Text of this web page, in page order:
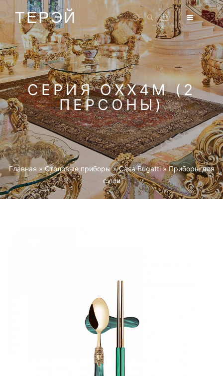
ТЕРЭЙ
СЕРИЯ OXX4M (2
ПЕРСОНЫ)
Главная »Столовые приборы »Casa Bugatti »Приборы для
суши